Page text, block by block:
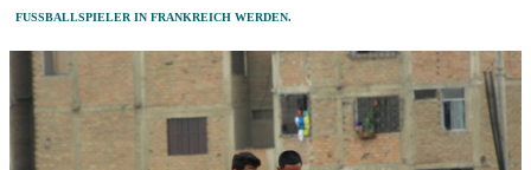
FUSSBALLSPIELER IN FRANKREICH WERDEN.